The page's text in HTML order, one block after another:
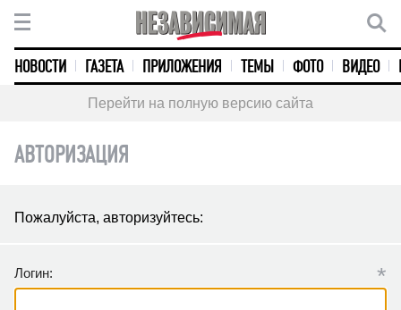
НОВОСТИ ГАЗЕТА ПРИЛОЖЕНИЯ ТЕМЫ ФОТО ВИДЕО
Перейти на полную версию сайта
АВТОРИЗАЦИЯ
Пожалуйста, авторизуйтесь:
Логин: *